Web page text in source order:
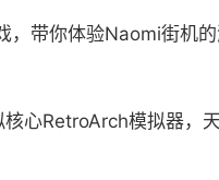
带你体验Naomi街机
心RetroArch模拟器，